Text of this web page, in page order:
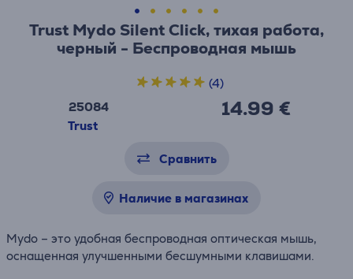
Trust Mydo Silent Click, тихая работа,
черный - Беспроводная мышь
25084
Trust
14.99 €
(4)
Сравнить
Наличие в магазинах
Mydo – это удобная беспроводная оптическая мышь,
оснащенная улучшенными бесшумными клавишами.